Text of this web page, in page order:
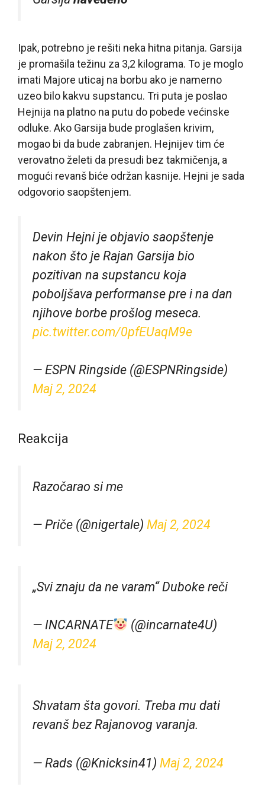
Ipak, potrebno je rešiti neka hitna pitanja. Garsija
je promašila težinu za 3,2 kilograma. To je moglo
imati Majore uticaj na borbu ako je namerno
uzeo bilo kakvu supstancu. Tri puta je poslao
Hejnija na platno na putu do pobede većinske
odluke. Ako Garsija bude proglašen krivim,
mogao bi da bude zabranjen. Hejnijev tim će
verovatno želeti da presudi bez takmičenja, a
mogući revanš biće održan kasnije. Hejni je sada
odgovorio saopštenjem.
Devin Hejni je objavio saopštenje
nakon što je Rajan Garsija bio
pozitivan na supstancu koja
poboljšava performanse pre i na dan
njihove borbe prošlog meseca.
pic.twitter.com/0pfEUaqM9e
— ESPN Ringside (@ESPNRingside)
Maj 2, 2024
Reakcija
Razočarao si me
— Priče (@nigertale) Maj 2, 2024
„Svi znaju da ne varam“ Duboke reči
— INCARNATE
(@incarnate4U)
Maj 2, 2024
Shvatam šta govori. Treba mu dati
revanš bez Rajanovog varanja.
— Rads (@Knicksin41) Maj 2, 2024